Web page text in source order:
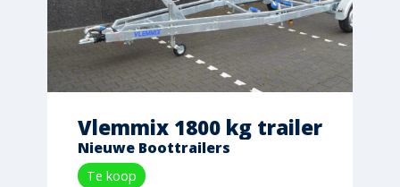
Vlemmix 1800 kg trailer
Nieuwe Boottrailers
Te koop